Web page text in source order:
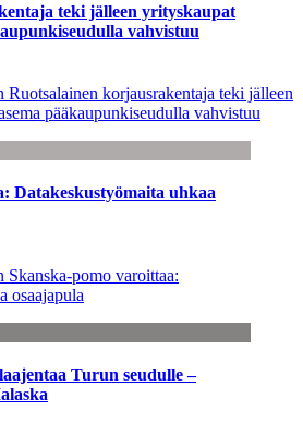
teki jälleen yrityskaupat
vahvistuu
Ruotsalainen korjausrakentaja teki jälleen
pääkaupunkiseudulla vahvistuu
Datakeskustyömaita uhkaa
Skanska-pomo varoittaa:
osaajapula
Turun seudulle –